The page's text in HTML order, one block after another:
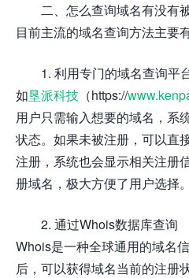
二、怎么查询域名有没有
目前主流的域名查询方法主要
1. 利用专门的域名查询平
如垦派科技 （https://
用户只需输入想要的域名，系
状态。如果未被注册，可以直
注册，系统也会显示相关注册
册域名，极大方便了用户选择。
2. 通过Whois数据库查询
Whois是一种全球通用的域名
后，可以获得域名当前的注册